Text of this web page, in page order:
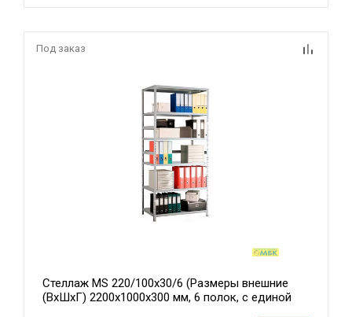
Под заказ
Стеллаж MS 220/100х30/6 (Размеры внешние
(ВхШхГ) 2200х1000х300 мм, 6 полок, с единой